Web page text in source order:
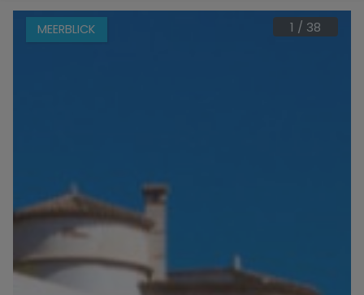
Verkaufen
MEERBLICK 1 / 38